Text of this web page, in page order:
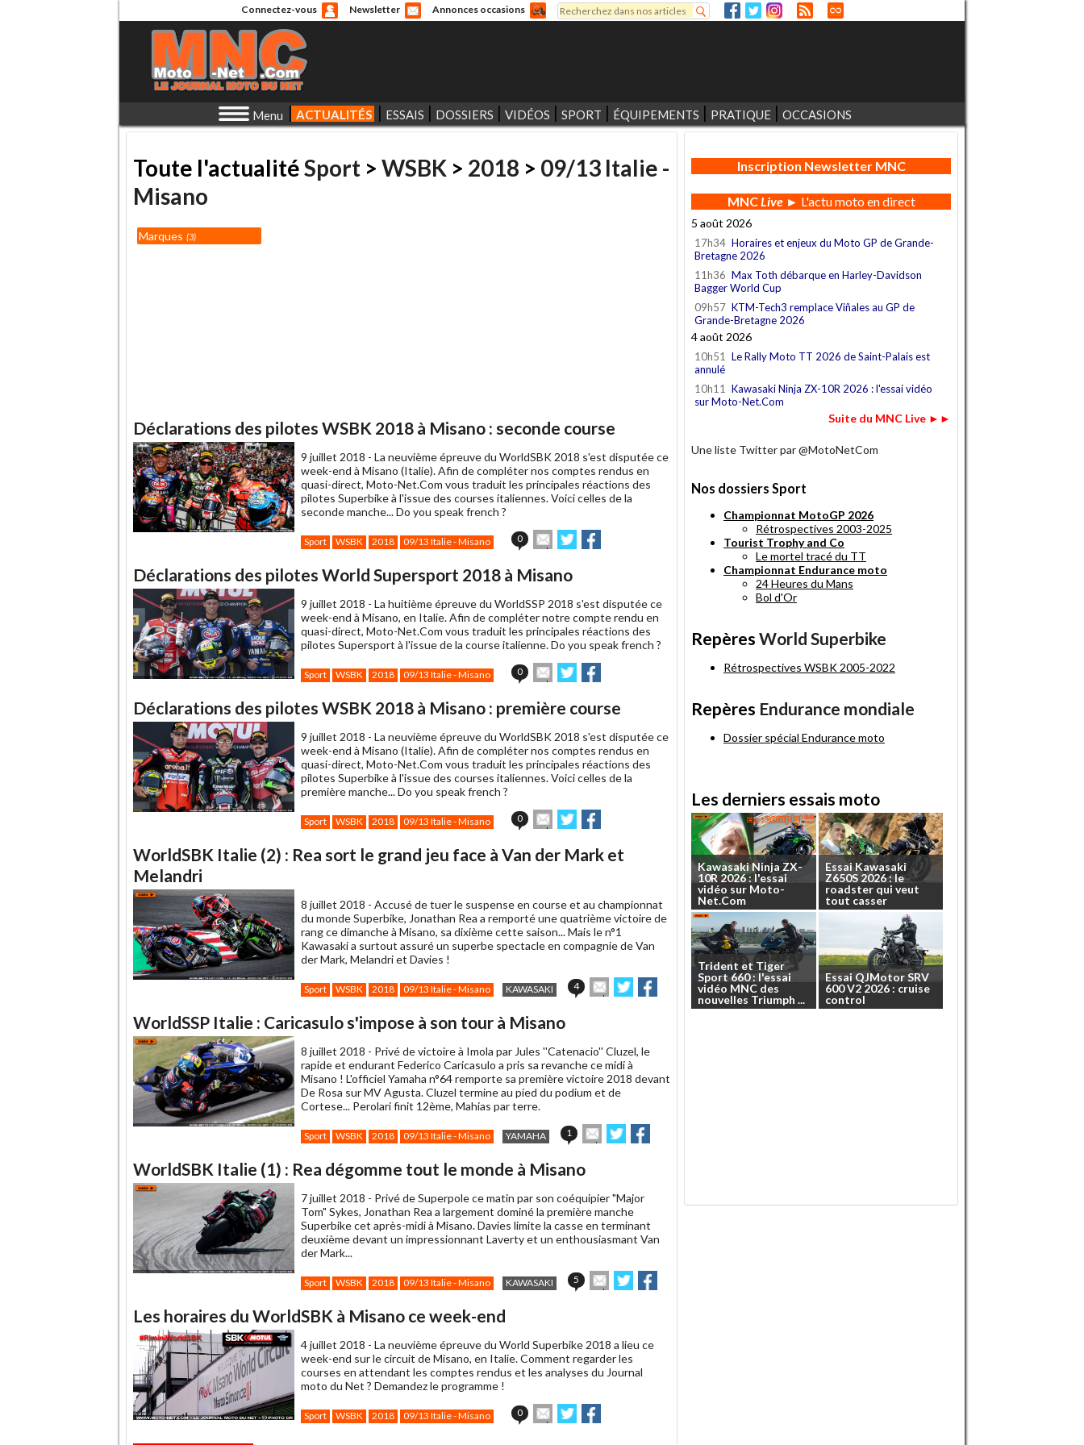
Connectez-vous Newsletter Annonces occasions
Formulaire de recherche
Rechercher
Menu ACTUALITÉS ESSAIS DOSSIERS VIDÉOS SPORT ÉQUIPEMENTS PRATIQUE OCCASIONS
Toute l'actualitéSport > WSBK > 2018 > 09/13 Italie -
Misano
Marques 3
Déclarations des pilotes WSBK 2018 à Misano : seconde course
9 juillet 2018 - La neuvième épreuve du WorldSBK 2018 s'est disputée ce
week-end à Misano (Italie). Afin de compléter nos comptes rendus en
quasi-direct, Moto-Net.Com vous traduit les principales réactions des
pilotes Superbike à l'issue des courses italiennes. Voici celles de la
seconde manche... Do you speak french ?
Sport WSBK 2018 09/13 Italie - Misano 0
Envoyer
cet
à
ami
Partager
sur sur
Déclarations des pilotes World Supersport 2018 à Misano
9 juillet 2018 - La huitième épreuve du WorldSSP 2018 s'est disputée ce
week-end à Misano, en Italie. Afin de compléter notre compte rendu en
quasi-direct, Moto-Net.Com vous traduit les principales réactions des
pilotes Supersport à l'issue de la course italienne. Do you speak french ?
Sport WSBK 2018 09/13 Italie - Misano 0
Envoyer
cet
à
ami
Partager
sur sur
Déclarations des pilotes WSBK 2018 à Misano : première course
9 juillet 2018 - La neuvième épreuve du WorldSBK 2018 s'est disputée ce
week-end à Misano (Italie). Afin de compléter nos comptes rendus en
quasi-direct, Moto-Net.Com vous traduit les principales réactions des
pilotes Superbike à l'issue des courses italiennes. Voici celles de la
première manche... Do you speak french ?
Sport WSBK 2018 09/13 Italie - Misano 0
Envoyer
cet
à
Partager
sur sur
WorldSBK Italie (2) : Rea sort le grand jeu face à Van der Mark et
Melandri
8 juillet 2018 - Accusé de tuer le suspense en course et au championnat
du monde Superbike, Jonathan Rea a remporté une quatrième victoire de
rang ce dimanche à Misano, sa dixième cette saison... Mais le n°1
Kawasaki a surtout assuré un superbe spectacle en compagnie de Van
der Mark, Melandri et Davies !
Sport WSBK 2018 09/13 Italie - Misano KAWASAKI 4
Envoyer
cet
ami
Partager
sur
Partager
sur
WorldSSP Italie : Caricasulo s'impose à son tour à Misano
8 juillet 2018 - Privé de victoire à Imola par Jules ''Catenacio'' Cluzel, le
rapide et endurant Federico Caricasulo a pris sa revanche ce midi à
Misano ! L'officiel Yamaha n°64 remporte sa première victoire 2018 devant
De Rosa sur MV Agusta. Cluzel termine au pied du podium et de
Cortese... Perolari finit 12ème, Mahias par terre.
Sport WSBK 2018 09/13 Italie - Misano YAMAHA 1
Envoyer
cet
à
ami
Partager
sur sur
WorldSBK Italie (1) : Rea dégomme tout le monde à Misano
7 juillet 2018 - Privé de Superpole ce matin par son coéquipier "Major
Tom" Sykes, Jonathan Rea a largement dominé la première manche
Superbike cet après-midi à Misano. Davies limite la casse en terminant
deuxième devant un impressionnant Laverty et un enthousiasmant Van
der Mark...
Sport WSBK 2018 09/13 Italie - Misano KAWASAKI 5
Envoyer
cet
ami
Partager
sur sur
Les horaires du WorldSBK à Misano ce week-end
4 juillet 2018 - La neuvième épreuve du World Superbike 2018 a lieu ce
week-end sur le circuit de Misano, en Italie. Comment regarder les
courses en attendant les comptes rendus et les analyses du Journal
moto du Net ? Demandez le programme !
Sport WSBK 2018 09/13 Italie - Misano 0
Envoyer
cet
Partager
sur sur
Inscription Newsletter MNC
MNCLive► L'actu moto en direct
5 août 2026
17h34 Horaires et enjeux du Moto GP de Grande-
Bretagne 2026
11h36 Max Toth débarque en Harley-Davidson
Bagger World Cup
09h57 KTM-Tech3 remplace Viñales au GP de
Grande-Bretagne 2026
4 août 2026
10h51
Le Rally Moto TT 2026 de Saint-Palais est
annulé
10h11
Kawasaki Ninja ZX-10R 2026 : l'essai vidéo
sur Moto-Net.Com
Suite du MNC Live ►►
Une liste Twitter par @MotoNetCom
Nos dossiers Sport
Championnat MotoGP 2026
Rétrospectives 2003-2025
Tourist Trophy and Co
Le mortel tracé du TT
Championnat Endurance moto
24 Heures du Mans
Bol d'Or
Repères World Superbike
Rétrospectives WSBK 2005-2022
Repères Endurance mondiale
Dossier spécial Endurance moto
Les derniers essais moto
KawasakiNinja ZX-
10R2026: l'essai
vidéo sur Moto-
Net.Com
EssaiKawasaki
Z650S 2026:le
roadster qui veut
tout casser
Trident etTiger
Sport660:l'essai
vidéo MNC des
nouvelles Triumph ...
Essai QJMotorSRV
600V2 2026 : cruise
control